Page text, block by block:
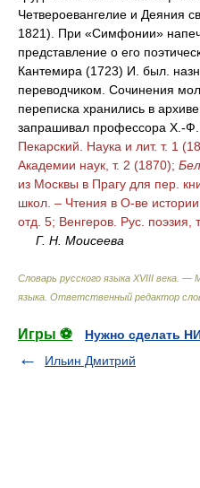
Четвероевангелие и Деяния
1821). При «Симфонии»
представление о его
Кантемира (1723) И. был.
переводчиком. Сочинения
переписка хранились в
запрашивал профессора Х.-Ф.
Пекарский. Наука и лит. т. 1
Академии наук, т. 2 (1870);
из Москвы в Прагу для пер.
школ. – Чтения в О-ве
отд. 5; Венгеров. Рус. поэзия,
Г. Н. Моисеева
Словарь русского языка XVIII века.
языка Ответственный редактор
Игры ⚽
Нужно сделать
Ильин Дмитрий